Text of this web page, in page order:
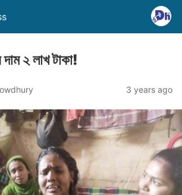
২ লাখ টাকা!
3 years ago